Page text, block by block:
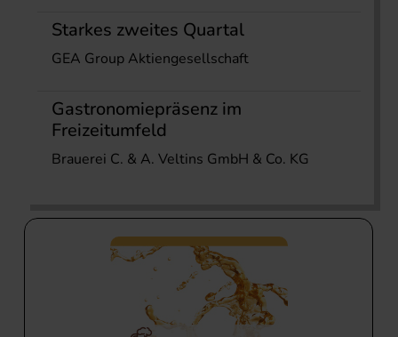
Starkes zweites Quartal
GEA Group Aktiengesellschaft
Gastronomiepräsenz im
Freizeitumfeld
Brauerei C. & A. Veltins GmbH & Co. KG